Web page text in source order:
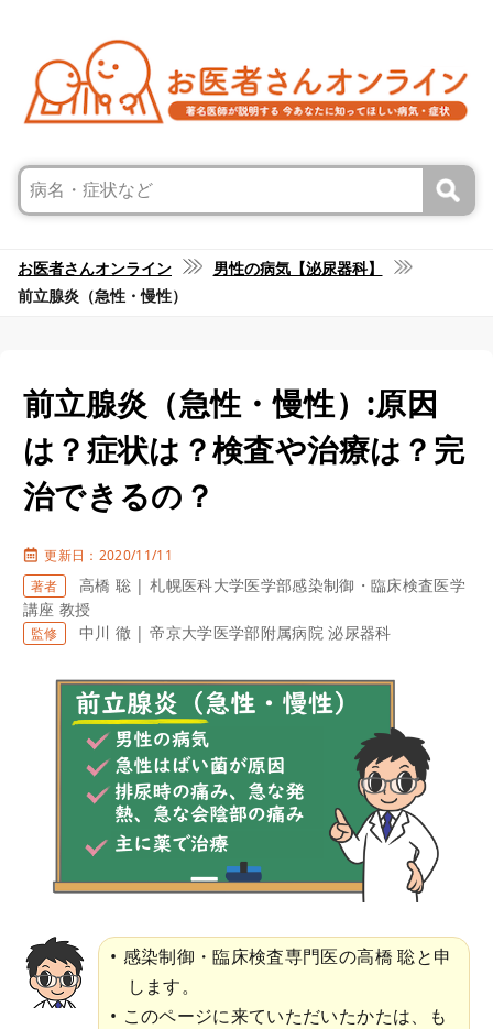
お医者さんオンライン
男性の病気【泌尿器科】
前立腺炎（急性・慢性）
前立腺炎（急性・慢性）:原因
は？症状は？検査や治療は？完
治できるの？
更新日：2020/11/11
著者
高橋 聡 | 札幌医科大学医学部感染制御・臨床検査医学
講座 教授
監修 中川 徹 | 帝京大学医学部附属病院 泌尿器科
感染制御・臨床検査専門医の高橋 聡と申
します。
このページに来ていただいたかたは、も